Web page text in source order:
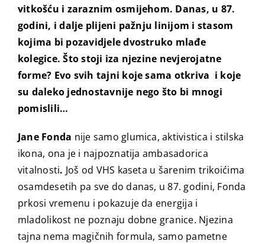
vitkošću i zaraznim osmijehom. Danas, u 87.
godini, i dalje plijeni pažnju linijom i stasom
kojima bi pozavidjele dvostruko mlađe
kolegice. Što stoji iza njezine nevjerojatne
forme? Evo svih tajni koje sama otkriva i koje
su daleko jednostavnije nego što bi mnogi
pomislili…
Jane Fonda nije samo glumica, aktivistica i stilska
ikona, ona je i najpoznatija ambasadorica
vitalnosti. Još od VHS kaseta u šarenim trikoićima
osamdesetih pa sve do danas, u 87. godini, Fonda
prkosi vremenu i pokazuje da energija i
mladolikost ne poznaju dobne granice. Njezina
tajna nema magičnih formula, samo pametne